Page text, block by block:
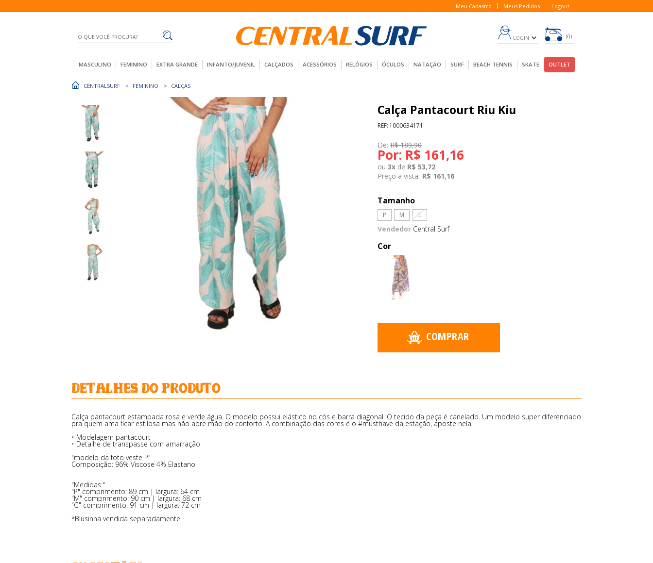
Meu Cadastro Meus Pedidos Logout
LOGIN 0
MASCULINO FEMININO EXTRA GRANDE INFANTO/JUVENIL CALÇADOS ACESSÓRIOS RELÓGIOS ÓCULOS NATAÇÃO SURF BEACH TENNIS SKATE OUTLET
CENTRALSURF FEMININO CALÇAS
Calça Pantacourt Riu Kiu
REF: 1000634171
De: R$ 189,90
Por: R$ 161,16
ou 3x de R$ 53,72
Preço a vista: R$ 161,16
Tamanho
P M G
Vendedor Central Surf
Cor
COMPRAR
detalhes do produto
Calça pantacourt estampada rosa e verde água. O modelo possui elástico no cós e barra diagonal. O tecido da peça é canelado. Um modelo super diferenciado
pra quem ama ficar estilosa mas não abre mão do conforto. A combinação das cores é o #musthave da estação, aposte nela!
• Modelagem pantacourt
• Detalhe de transpasse com amarração
"modelo da foto veste P"
Composição: 96% Viscose 4% Elastano
"Medidas:"
"P" comprimento: 89 cm | largura: 64 cm
"M" comprimento: 90 cm | largura: 68 cm
"G" comprimento: 91 cm | largura: 72 cm
*Blusinha vendida separadamente